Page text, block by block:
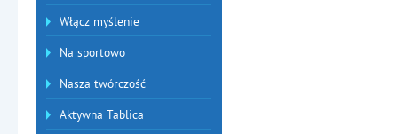
Włącz myślenie
Na sportowo
Nasza twórczość
Aktywna Tablica